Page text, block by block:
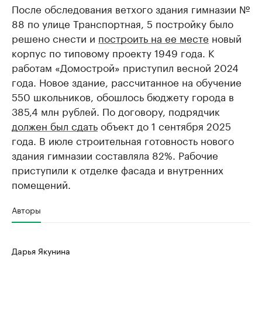
После обследования ветхого здания гимназии №
88 по улице Транспортная, 5 постройку было
решено снести и построить на ее месте новый
корпус по типовому проекту 1949 года. К
работам «Домострой» приступил весной 2024
года. Новое здание, рассчитанное на обучение
550 школьников, обошлось бюджету города в
385,4 млн рублей. По договору, подрядчик
должен был сдатьобъект до 1 сентября 2025
года. В июле строительная готовность нового
здания гимназии составляла 82%. Рабочие
приступили к отделке фасада и внутренних
помещений.
Авторы
Дарья Якунина